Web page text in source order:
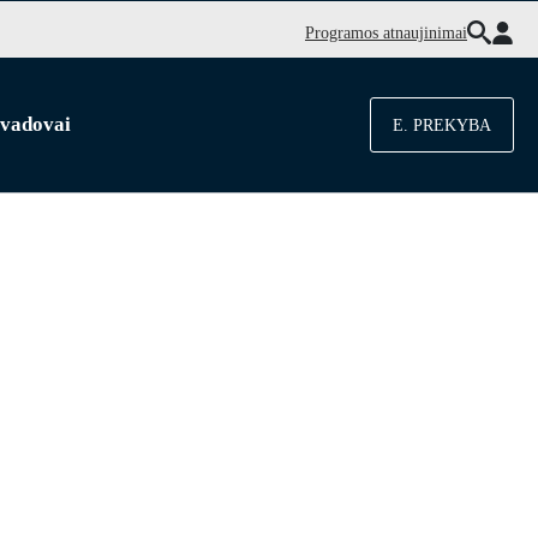
Programos atnaujinimai
E. PREKYBA